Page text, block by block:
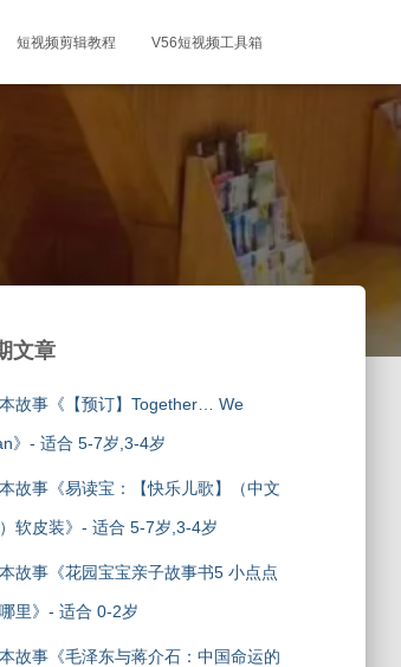
短视频剪辑教程 V56短视频工具箱
文章
故事《【预订】Together… We
》- 适合 5-7岁,3-4岁
故事《易读宝：【快乐儿歌】（中文
软皮装》- 适合 5-7岁,3-4岁
故事《花园宝宝亲子故事书5 小点点
里》- 适合 0-2岁
故事《毛泽东与蒋介石：中国命运的